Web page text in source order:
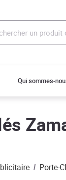
Qui sommes-
Porte-